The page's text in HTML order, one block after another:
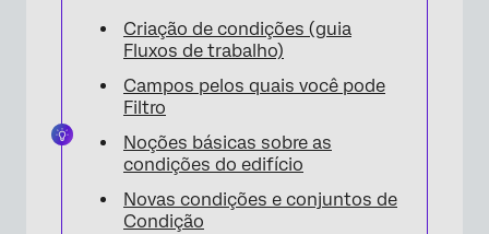
Criação de condições (guia
Fluxos de trabalho)
Campos pelos quais você pode
Filtro
Noções básicas sobre as
condições do edifício
Novas condições e conjuntos de
Condição